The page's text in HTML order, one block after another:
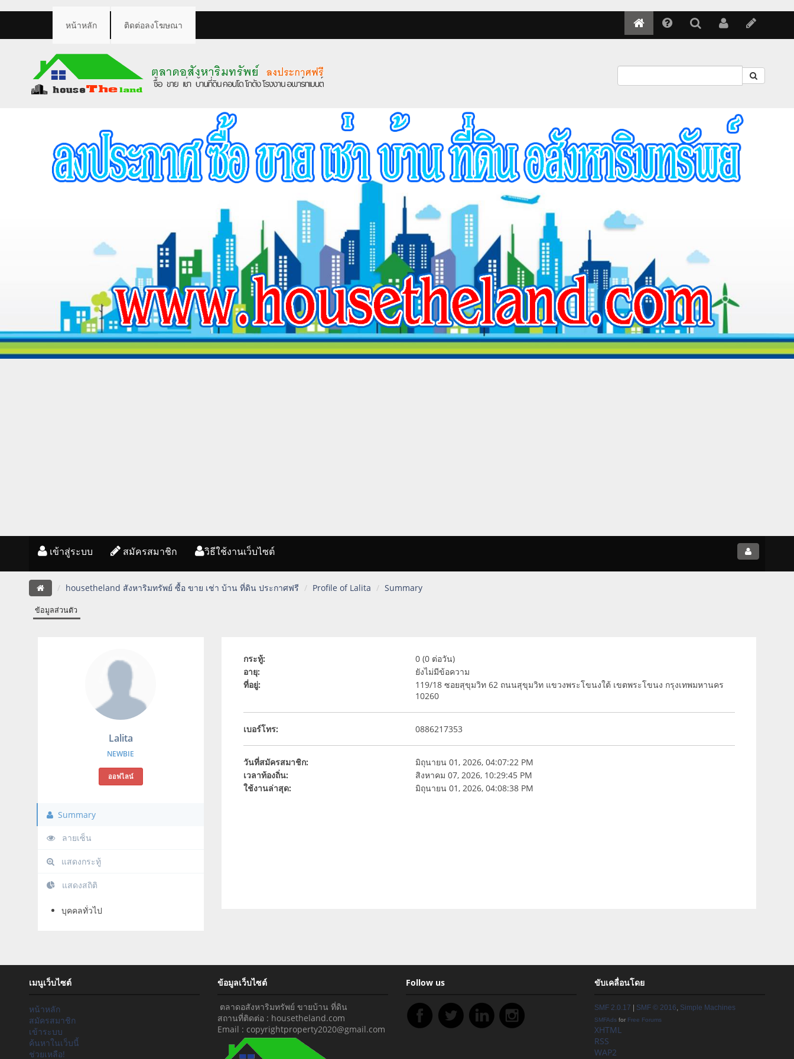
หน้าหลัก ติดต่อลงโฆษณา
เข้าสู่ระบบ สมัครสมาชิก วิธีใช้งานเว็บไซต์
housetheland สังหาริมทรัพย์ ซื้อ ขาย เช่า บ้าน ที่ดิน ประกาศฟรี Profile of Lalita Summary
ข้อมูลส่วนตัว
Lalita
NEWBIE
ออฟไลน์
Summary
ลายเซ็น
แสดงกระทู้
แสดงสถิติ
บุคคลทั่วไป
กระทู้:
0 (0 ต่อวัน)
อายุ:
ยังไม่มีข้อความ
ที่อยู่:
119/18 ซอยสุขุมวิท 62 ถนนสุขุมวิท แขวงพระโขนงใต้ เขตพระโขนง กรุงเทพมหานคร
10260
เบอร์โทร: 0886217353
วันที่สมัครสมาชิก:
มิถุนายน 01, 2026, 04:07:22 PM
เวลาท้องถิ่น:
สิงหาคม 07, 2026, 10:29:45 PM
ใช้งานล่าสุด:
มิถุนายน 01, 2026, 04:08:38 PM
เมนูเว็บไซต์
หน้าหลัก
สมัครสมาชิก
เข้าระบบ
ค้นหาในเว็บนี้
ช่วยเหลือ!
ข้อมูลเว็บไซต์
ตลาดอสังหาริมทรัพย์ ขายบ้าน ที่ดิน
สถานที่ติดต่อ : housetheland.com
Email : copyrightproperty2020@gmail.com
Follow us ขับเคลื่อนโดย
SMF 2.0.17 SMF © 2016, Simple Machines
SMFAds for Free Forums
XHTML
RSS
WAP2